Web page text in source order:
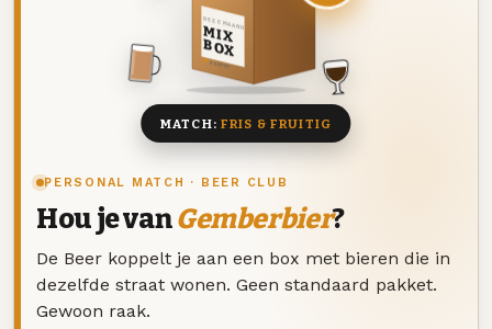
PERSONAL MATCH · BEER CLUB
Hou je vanGemberbier?
De Beer koppelt je aan een box met bieren die in
dezelfde straat wonen. Geen standaard pakket.
Gewoon raak.
DEZE MAAND
MIX
BOX
8 BIEREN
MATCH: FRIS & FRUITIG